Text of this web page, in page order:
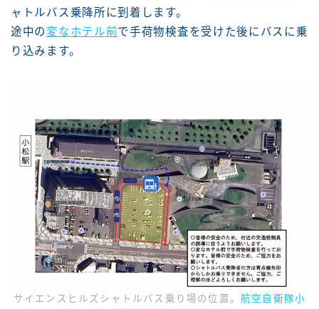
ャトルバス乗降所に到着します。
途中の 変なホテル前で手荷物検査を受けた後にバスに乗
り込みます。
サイエンスヒルズシャトルバス乗り場の位置。 航空自衛隊小